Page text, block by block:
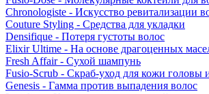
Chronologiste - Искусство ревитализации
Couture Styling - Средства для укладки
Densifique - Потеря густоты волос
Elixir Ultime - На основе драгоценных
Fresh Affair - Сухой шампунь
Fusio-Scrub - Скраб-уход для кожи головы
Genesis - Гамма против выпадения волос